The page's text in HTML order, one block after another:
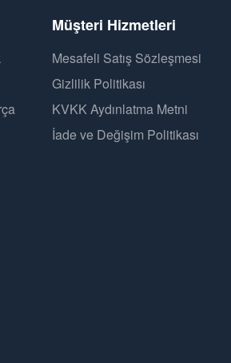
Müşteri Hizmetleri
Mesafeli Satış Sözleşmesi
Gizlilik Politikası
KVKK Aydınlatma Metni
İade ve Değişim Politikası